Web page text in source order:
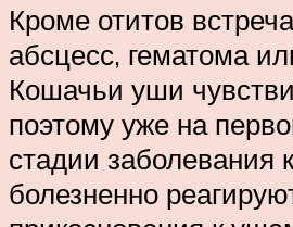
Кроме отитов
абсцесс, гематома
Кошачьи уши
поэтому уже на
стадии заболевания
болезненно